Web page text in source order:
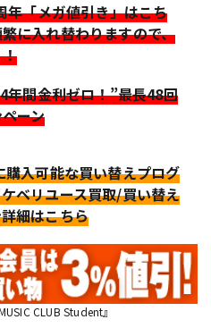
年「メガ値引き」はこち
に入れ替わりますので、
年間金利ゼロ！”最長48回
ーン
入可能な買い替えプログ
ベリユース買取/買い替え
細はこちら
CLUB Student』